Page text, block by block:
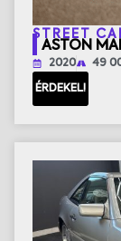
STREET
ASTON
2020 49
ÉRDEKEL!